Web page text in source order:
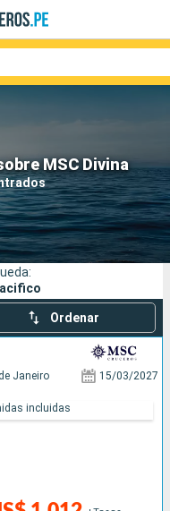
MSC Divina
Compañías
Ordenar
Janeiro 15/03/2027
incluidas